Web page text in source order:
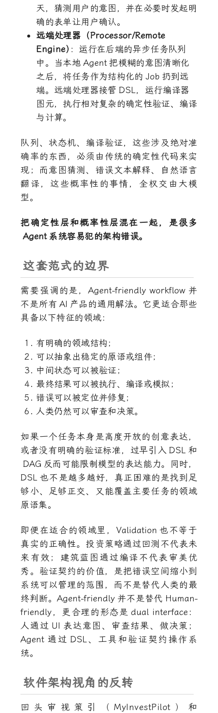
天，猜测用户的意图，并在必要时发起明
确的表单让用户确认。
远端处理器（Processor/Remote
Engine）：运行在后端的异步任务队列
中。当本地 Agent 把模糊的意图清晰化
之后，将任务作为结构化的 Job 扔到远
端。远端处理器接管 DSL，运行编译器
图元，执行相对复杂的确定性验证、编译
与计算。
队列、状态机、编译验证，这些涉及绝对准
确率的东西，必须由传统的确定性代码来实
现；而意图猜测、错误文本解释、自然语言
翻译，这些概率性的事情，全权交由大模
型。
把确定性层和概率性层混在一起，是很多
Agent 系统容易犯的架构错误。
这套范式的边界
需要强调的是， Agent-friendly workflow 并
不是所有 AI 产品的通用解法。它更适合那些
具备以下特征的领域：
有明确的领域结构；
可以抽象出稳定的原语或组件；
中间状态可以被验证；
最终结果可以被执行、编译或模拟；
错误可以被定位并修复；
人类仍然可以审查和决策。
如果一个任务本身是高度开放的创意表达，
或者没有明确的验证标准，过早引入 DSL 和
DAG 反而可能限制模型的表达能力。同时，
DSL 也不是越多越好，真正困难的是找到足
够小、足够正交、又能覆盖主要任务的领域
原语集。
即便在适合的领域里， Validation 也不等于
真实的正确性。投资策略通过回测不代表未
来有效；建筑蓝图通过编译不代表审美优
秀。验证契约的价值，是把错误空间缩小到
系统可以管理的范围，而不是替代人类的最
终判断。Agent-friendly 并不是替代 Human-
friendly，更合理的形态是 dual interface：
人通过 UI 表达意图、审查结果、做决策；
Agent 通过 DSL、工具和验证契约操作系
统。
软件架构视角的反转
回头审视策引（MyInvestPilot）和